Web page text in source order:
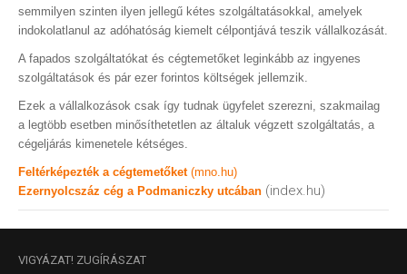
semmilyen szinten ilyen jellegű kétes szolgáltatásokkal, amelyek
indokolatlanul az adóhatóság kiemelt célpontjává teszik vállalkozását.
A fapados szolgáltatókat és cégtemetőket leginkább az ingyenes
szolgáltatások és pár ezer forintos költségek jellemzik.
Ezek a vállalkozások csak így tudnak ügyfelet szerezni, szakmailag
a legtöbb esetben minősíthetetlen az általuk végzett szolgáltatás, a
cégeljárás kimenetele kétséges.
Feltérképezték a cégtemetőket (mno.hu)
Ezernyolcszáz cég a Podmaniczky utcában (index.hu)
VIGYÁZAT! ZUGÍRÁSZAT